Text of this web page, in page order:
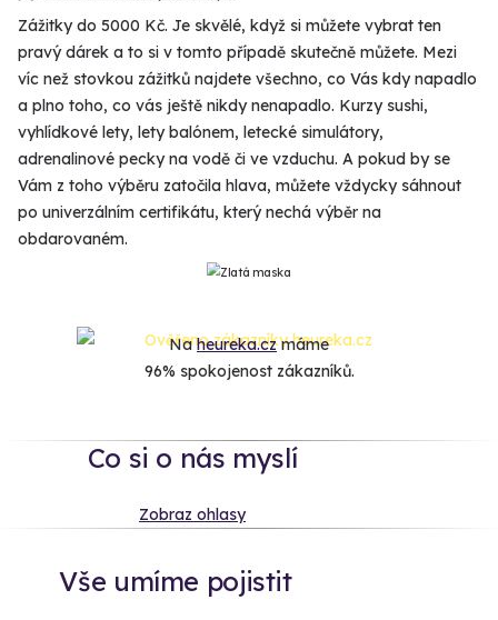
Zážitky do 5000 Kč. Je skvělé, když si můžete vybrat ten
pravý dárek a to si v tomto případě skutečně můžete. Mezi
víc než stovkou zážitků najdete všechno, co Vás kdy napadlo
a plno toho, co vás ještě nikdy nenapadlo. Kurzy sushi,
vyhlídkové lety, lety balónem, letecké simulátory,
adrenalinové pecky na vodě či ve vzduchu. A pokud by se
Vám z toho výběru zatočila hlava, můžete vždycky sáhnout
po univerzálním certifikátu, který nechá výběr na
obdarovaném.
Naheureka.czmáme
96% spokojenost zákazníků.
Co si o nás myslí
Zobraz ohlasy
Vše umíme pojistit